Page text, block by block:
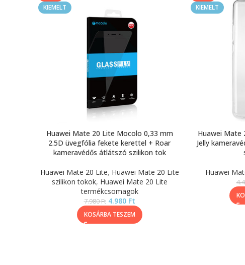
KIEMELT
Huawei Mate 20 Lite Mocolo 0,33 mm
2.5D üvegfólia fekete kerettel + Roar
kameravédős átlátszó szilikon tok
Huawei Mate 20 Lite, Huawei Mate 20 Lite
szilikon tokok, Huawei Mate 20 Lite
termékcsomagok
7.980Ft 4.980 Ft
KOSÁRBA TESZEM
KIEMELT
Huawei Mate
Jelly
Huawei